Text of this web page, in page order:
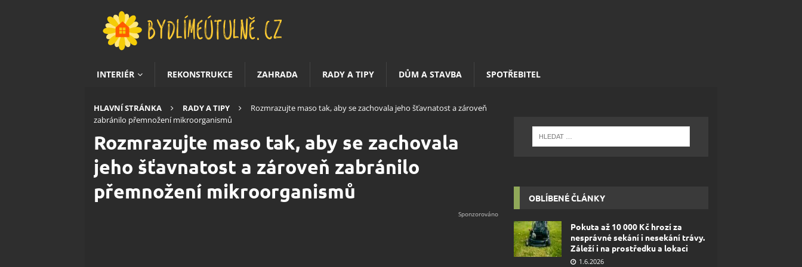
INTERIÉR REKONSTRUKCE ZAHRADA RADY A TIPY DŮM A STAVBA SPOTŘEBITEL
HLAVNÍ STRÁNKA RADY A TIPY
Rozmrazujte maso tak, aby se zachovala jeho šťavnatost a zároveň
zabránilo přemnožení mikroorganismů
Rozmrazujte maso tak, aby se zachovala
jeho šťavnatost a zároveň zabránilo
přemnožení mikroorganismů
OBLÍBENÉ ČLÁNKY
Pokuta až 10 000 Kč hrozí za
nesprávné sekání i nesekání trávy.
Záleží i na prostředku a lokaci
1.6.2026